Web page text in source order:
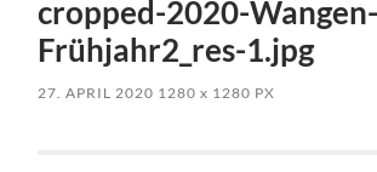
cropped-2020-Wangen-
Frühjahr2_res-1.jpg
27. APRIL 2020 1280x 1280 PX